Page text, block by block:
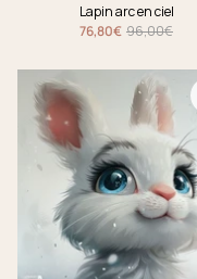
Lapin arc en ciel
76,80€ 96,00€